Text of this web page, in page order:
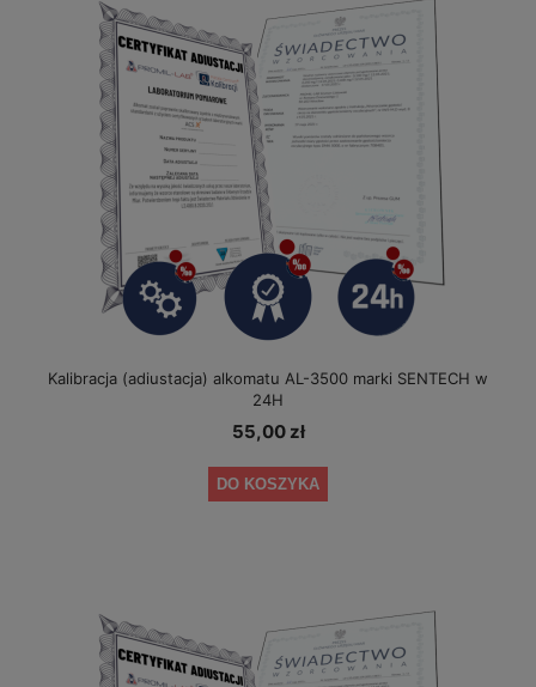
Kalibracja (adiustacja) alkomatu AL-3500 marki SENTECH w
24H
55,00 zł
DO KOSZYKA